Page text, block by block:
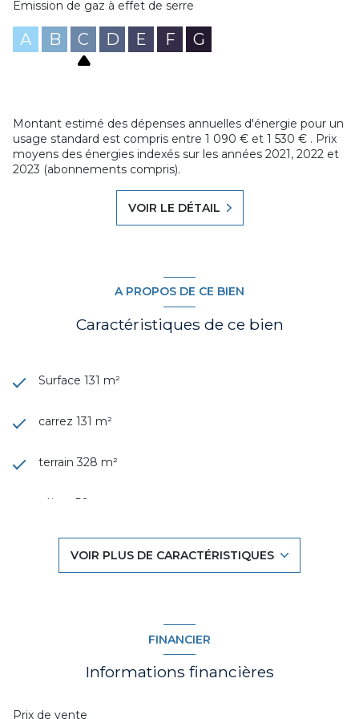
www.georisques.gouv.fr Mandat de vente N°06640, ref
STRINO au 06.74.79.82.46 ou
jstrino@agenceduroannais.com Les honoraires sont à la
charge des vendeurs
Emission de gaz à effet de serre
A B C D E F G
Montant estimé des dépenses annuelles d'énergie pour un
usage standard est compris entre 1 090 € et 1 530 € . Prix
moyens des énergies indexés sur les années 2021, 2022 et
2023 (abonnements compris).
VOIR LE DÉTAIL
A PROPOS DE CE BIEN
Caractéristiques de ce bien
Surface 131 m²
carrez 131 m²
terrain 328 m²
séjour 50 m²
cuisine américaine (équipée)
Chauffage central : radiateur (gaz de ville)
VOIR PLUS DE CARACTÉRISTIQUES
FINANCIER
Informations financières
Prix de vente